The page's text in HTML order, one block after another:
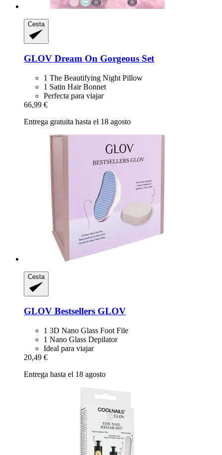
Cesta
GLOV Dream On Gorgeous Set
1 The Beautifying Night Pillow
1 Satin Hair Bonnet
Perfecta para viajar
66,99 €
Entrega gratuita hasta el 18 agosto
Cesta
GLOV Bestsellers GLOV
1 3D Nano Glass Foot File
1 Nano Glass Depilator
Ideal para viajar
20,49 €
Entrega hasta el 18 agosto